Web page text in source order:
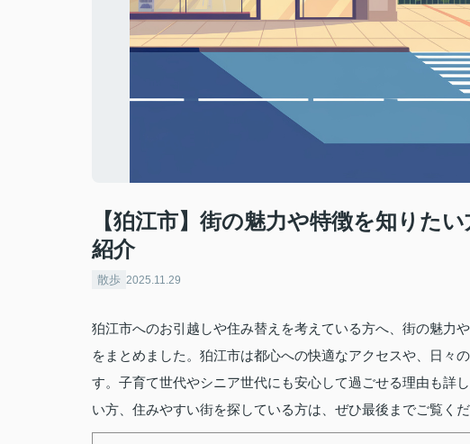
【狛江市】街の魅力や特徴を知りた
紹介
散歩 2025.11.29
狛江市へのお引越しや住み替えを考えている方へ、街の魅力
をまとめました。狛江市は都心への快適なアクセスや、日々
す。子育て世代やシニア世代にも安心して過ごせる理由も詳
い方、住みやすい街を探している方は、ぜひ最後までご覧くだ